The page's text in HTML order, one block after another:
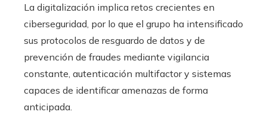
La digitalización implica retos crecientes en
ciberseguridad, por lo que el grupo ha intensificado
sus protocolos de resguardo de datos y de
prevención de fraudes mediante vigilancia
constante, autenticación multifactor y sistemas
capaces de identificar amenazas de forma
anticipada.